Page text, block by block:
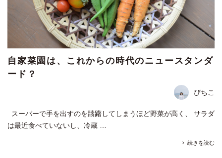
自家菜園は、これからの時代のニュースタンダ
ード？
ぴちこ
スーパーで手を出すのを躊躇してしまうほど野菜が高く、 サラダ
は最近食べていないし、冷蔵 …
続きを読む